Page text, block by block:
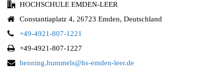
HOCHSCHULE EMDEN-LEER
Constantiaplatz 4, 26723 Emden, Deutschland
+49-4921-807-1221
+49-4921-807-1227
henning.hummels@hs-emden-leer.de